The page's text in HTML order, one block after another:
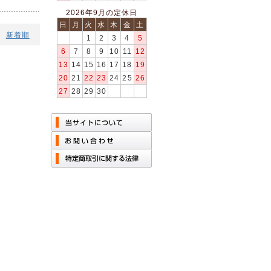
新着順
2026年9月の定休日
日
月 火 水 木 金
土
1
2 3 4
5
6
7 8 9 10 11
12
13
14 15 16 17 18
19
20 21 22 23 24 25 26
27 28 29 30